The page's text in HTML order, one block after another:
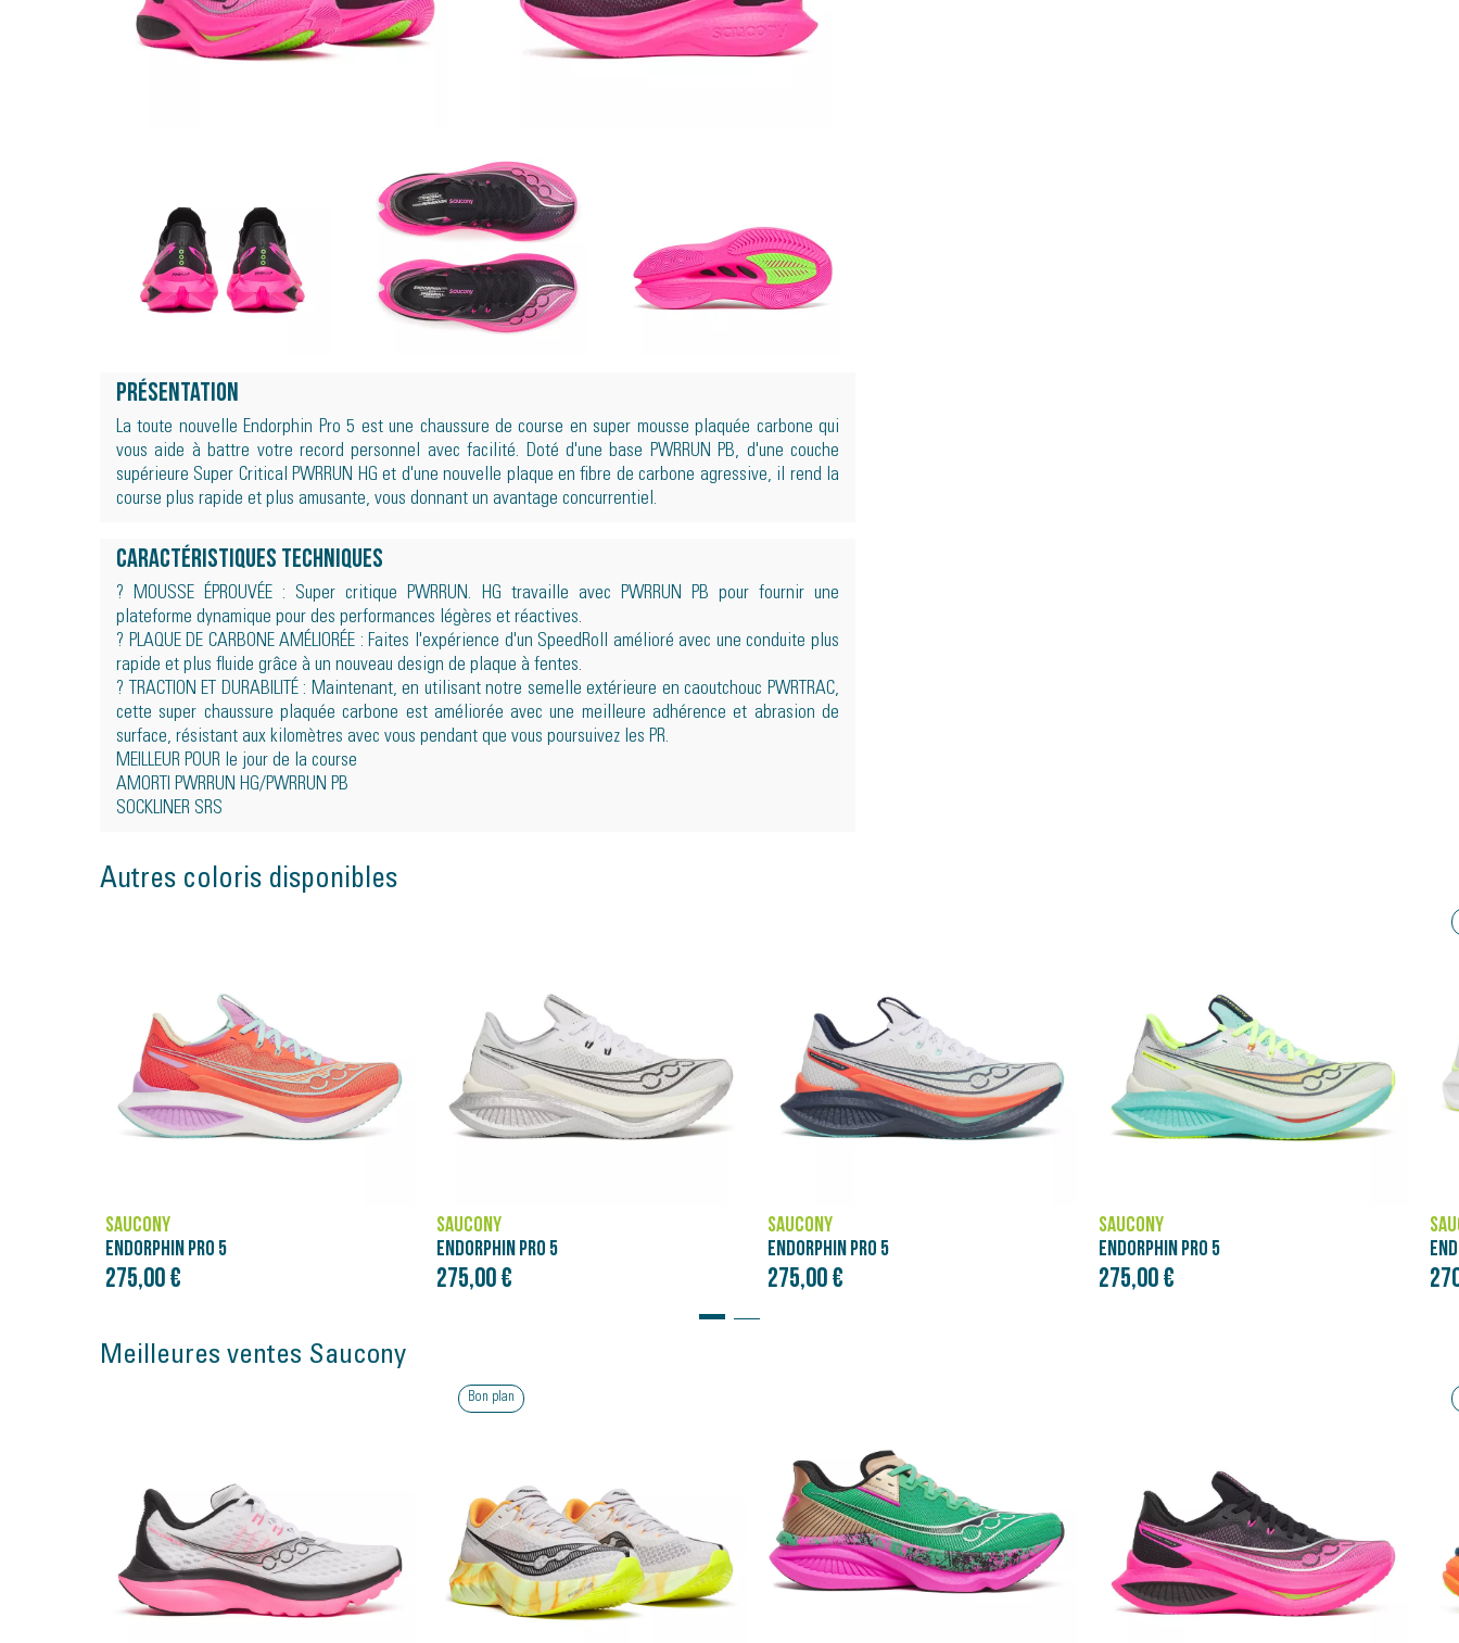
Présentation
La toute nouvelle Endorphin Pro 5 est une chaussure de course en super mousse plaquée carbone qui
vous aide à battre votre record personnel avec facilité. Doté d'une base PWRRUN PB, d'une couche
supérieure Super Critical PWRRUN HG et d'une nouvelle plaque en fibre de carbone agressive, il rend la
course plus rapide et plus amusante, vous donnant un avantage concurrentiel.
Caractéristiques techniques
? MOUSSE ÉPROUVÉE : Super critique PWRRUN. HG travaille avec PWRRUN PB pour fournir une
plateforme dynamique pour des performances légères et réactives.
? PLAQUE DE CARBONE AMÉLIORÉE : Faites l'expérience d'un SpeedRoll amélioré avec une conduite plus
rapide et plus fluide grâce à un nouveau design de plaque à fentes.
? TRACTION ET DURABILITÉ : Maintenant, en utilisant notre semelle extérieure en caoutchouc PWRTRAC,
cette super chaussure plaquée carbone est améliorée avec une meilleure adhérence et abrasion de
surface, résistant aux kilomètres avec vous pendant que vous poursuivez les PR.
MEILLEUR POUR le jour de la course
AMORTI PWRRUN HG/PWRRUN PB
SOCKLINER SRS
Autres coloris disponibles
SAUCONY
ENDORPHIN PRO 5
275,00 €
SAUCONY
ENDORPHIN PRO 5
275,00 €
SAUCONY
ENDORPHIN PRO 5
275,00 €
SAUCONY
ENDORPHIN PRO 5
270,00 €
Meilleures ventes Saucony